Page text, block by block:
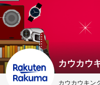
カウカウ
カウカウキン